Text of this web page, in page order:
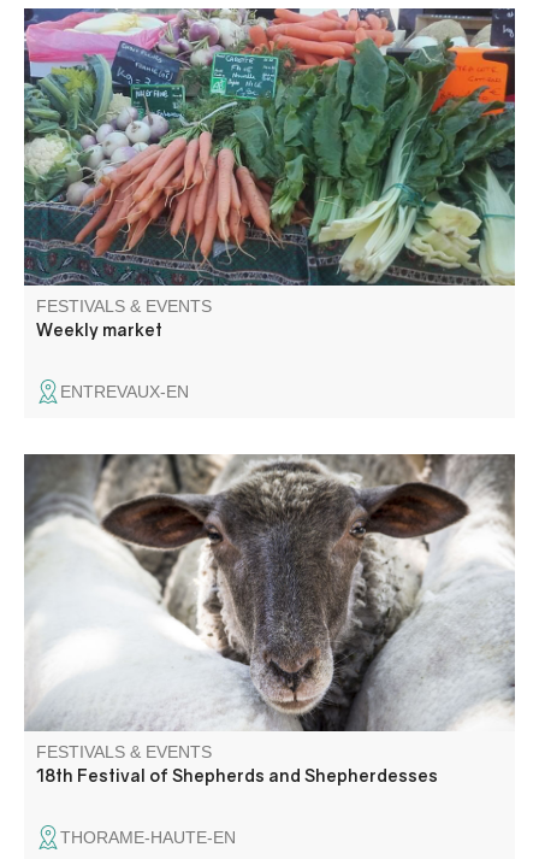
On Place Louis Moreau you'll find a small market selling
local produce.
FESTIVALS & EVENTS
Weekly market
ENTREVAUX-EN
Livestock presentation, small market, lavender distillation
and rides with Séol'Anes. Musical entertainment with Le
Skafoutch'.
FESTIVALS & EVENTS
18th Festival of Shepherds and Shepherdesses
THORAME-HAUTE-EN